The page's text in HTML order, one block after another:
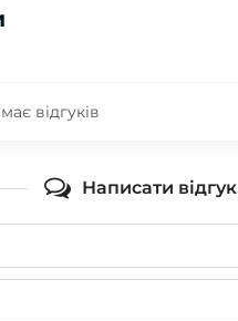
відгуків
Написати відгук